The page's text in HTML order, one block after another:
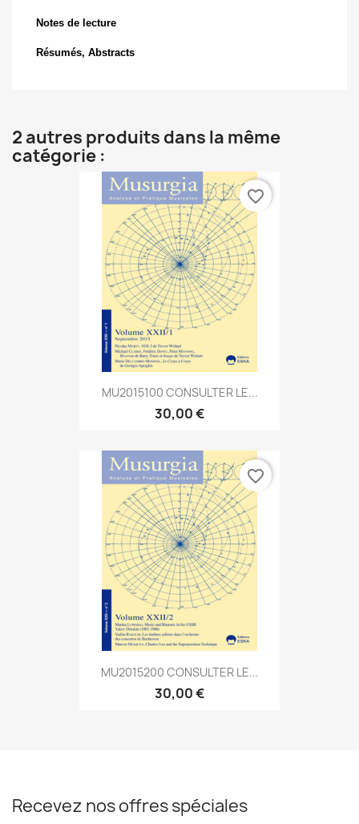
Notes de lecture
Résumés, Abstracts
2 autres produits dans la même
catégorie :
MU2015100 CONSULTER LE...
30,00 €
favorite_border
MU2015200 CONSULTER LE...
30,00 €
favorite_border
Recevez nos offres spéciales